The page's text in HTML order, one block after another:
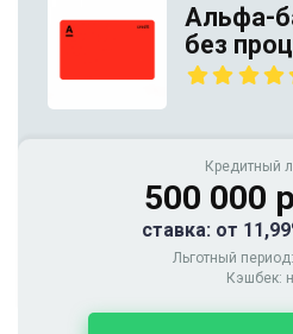
Альфа-
без
Кредитный
500 000
ставка: от
Льготный
Кэшбек: